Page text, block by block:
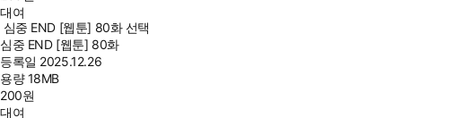
대여
심중 END [웹툰] 80화 선택
심중 END [웹툰] 80화
등록일 2025.12.26
용량18MB
200원
대여